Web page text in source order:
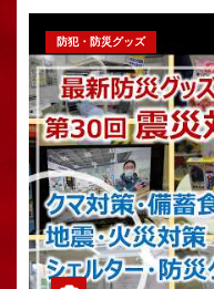
防犯・防災グッズ